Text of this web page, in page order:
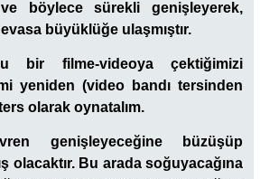
böylece sürekli genişleyerek,
büyüklüğe ulaşmıştır.
bir filme-videoya çektiğimizi
yeniden (video bandı tersinden
olarak oynatalım.
genişleyeceğine büzüşüp
olacaktır. Bu arada soğuyacağına